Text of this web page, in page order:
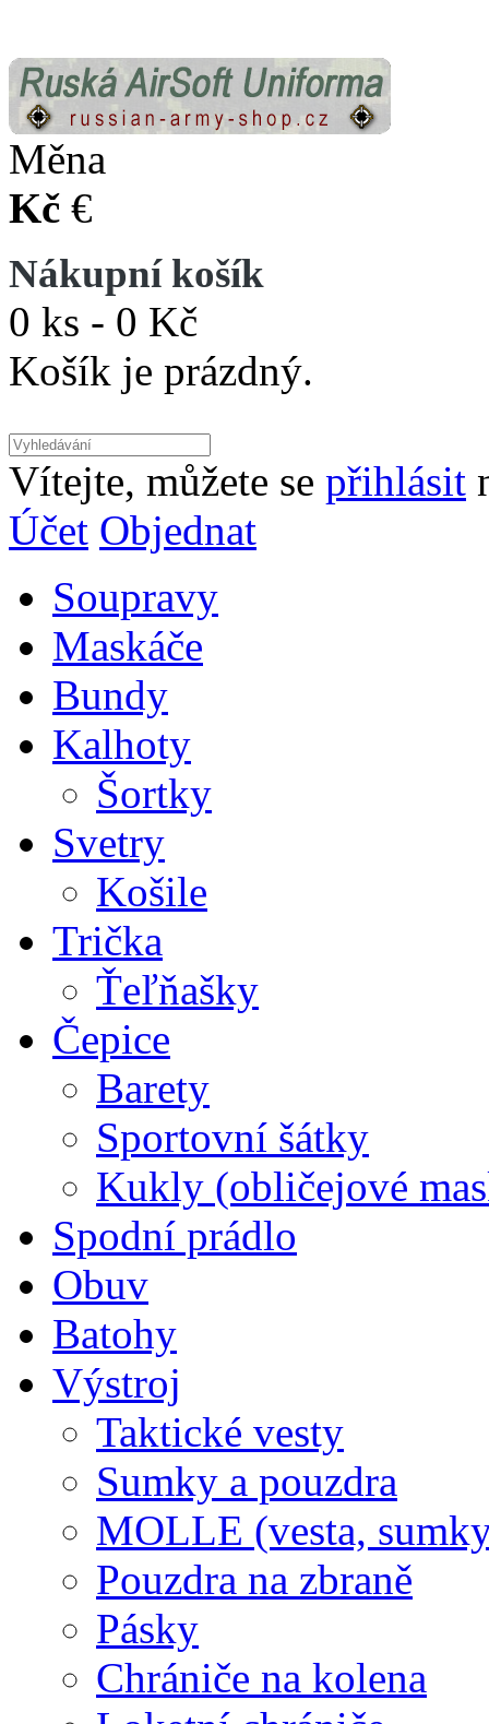
Měna
Kč €
Nákupní košík
0 ks - 0 Kč
Košík je prázdný.
Vítejte, můžete se přihlásit
Účet Objednat
Soupravy
Maskáče
Bundy
Kalhoty
Šortky
Svetry
Košile
Trička
Ťeľňašky
Čepice
Barety
Sportovní šátky
Kukly (obličejové
Spodní prádlo
Obuv
Batohy
Výstroj
Taktické vesty
Sumky a pouzdra
MOLLE (vesta,
Pouzdra na zbraně
Pásky
Chrániče na kolena